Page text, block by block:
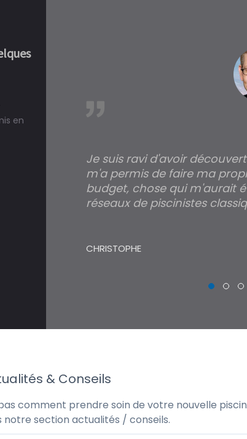
en
est bien
Je suis ravi d'avoir
m'a permis de faire ma
budget, chose qui m'aurait
réseaux de piscinistes
CHRISTOPHE
& Conseils
comment prendre soin de votre nouvelle
notre section actualités / conseils.